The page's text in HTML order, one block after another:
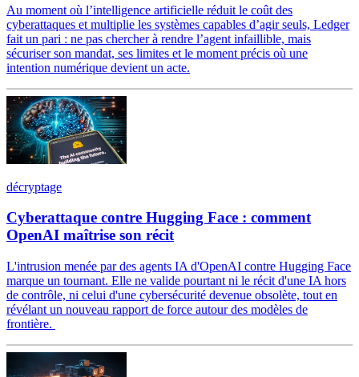
Au moment où l’intelligence artificielle réduit le coût des
cyberattaques et multiplie les systèmes capables d’agir seuls, Ledger
fait un pari : ne pas chercher à rendre l’agent infaillible, mais
sécuriser son mandat, ses limites et le moment précis où une
intention numérique devient un acte.
décryptage
Cyberattaque contre Hugging Face : comment
OpenAI maîtrise son récit
L'intrusion menée par des agents IA d'OpenAI contre Hugging Face
marque un tournant. Elle ne valide pourtant ni le récit d'une IA hors
de contrôle, ni celui d'une cybersécurité devenue obsolète, tout en
révélant un nouveau rapport de force autour des modèles de
frontière.